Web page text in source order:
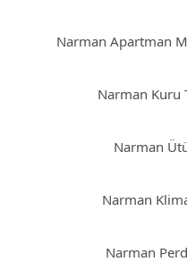
Narman Apartman
Narman Kuru
Narman
Narman
Narman